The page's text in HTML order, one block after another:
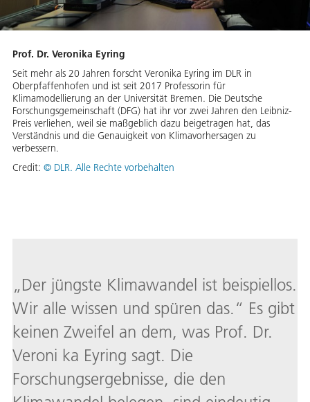
Prof. Dr. Veronika Eyring
Seit mehr als 20 Jahren forscht Veronika Eyring im DLR in
Oberpfaffenhofen und ist seit 2017 Professorin für
Klimamodellierung an der Universität Bremen. Die Deutsche
Forschungsgemeinschaft (DFG) hat ihr vor zwei Jahren den Leibniz-
Preis verliehen, weil sie maßgeblich dazu beigetragen hat, das
Verständnis und die Genauigkeit von Klimavorhersagen zu
verbessern.
Credit: © DLR. Alle Rechte vorbehalten
„Der jüngste Klimawandel ist beispiellos.
Wir alle wissen und spüren das.“ Es gibt
keinen Zweifel an dem, was Prof. Dr.
Veroni ka Eyring sagt. Die
Forschungsergebnisse, die den